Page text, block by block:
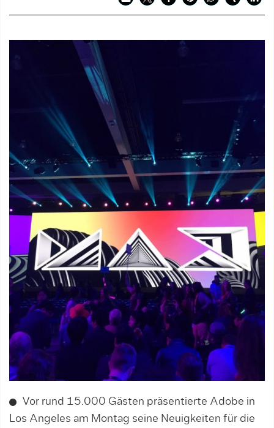
Vor rund 15.000 Gästen präsentierte Adobe in
Los Angeles am Montag seine Neuigkeiten für die